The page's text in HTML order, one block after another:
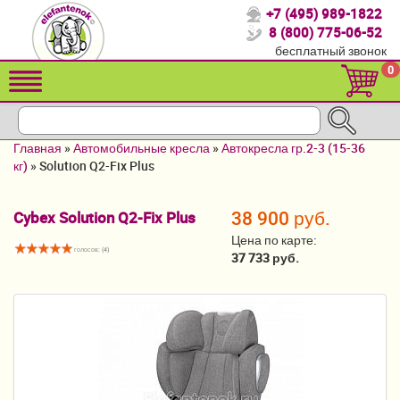
Спасибо, что выбрали нас!
Распродажа!
Детские коляски
Кроватки для новорожденных
Мебель и аксессуары
Постельные принадлежности
+7 (495) 989-1822
8 (800) 775-06-52
бесплатный звонок
0
Главная »Автомобильные кресла »Автокресла гр.2-3 (15-36
кг) »Solution Q2-Fix Plus
Cybex Solution Q2-Fix Plus
голосов: (4)
38 900 руб.
Цена по карте:
37 733 руб.